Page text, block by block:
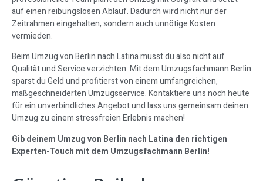
auf einen reibungslosen Ablauf. Dadurch wird nicht nur der
Zeitrahmen eingehalten, sondern auch unnötige Kosten
vermieden.
Beim Umzug von Berlin nach Latina musst du also nicht auf
Qualität und Service verzichten. Mit dem Umzugsfachmann Berlin
sparst du Geld und profitierst von einem umfangreichen,
maßgeschneiderten Umzugsservice. Kontaktiere uns noch heute
für ein unverbindliches Angebot und lass uns gemeinsam deinen
Umzug zu einem stressfreien Erlebnis machen!
Gib deinem Umzug von Berlin nach Latina den richtigen
Experten-Touch mit dem Umzugsfachmann Berlin!